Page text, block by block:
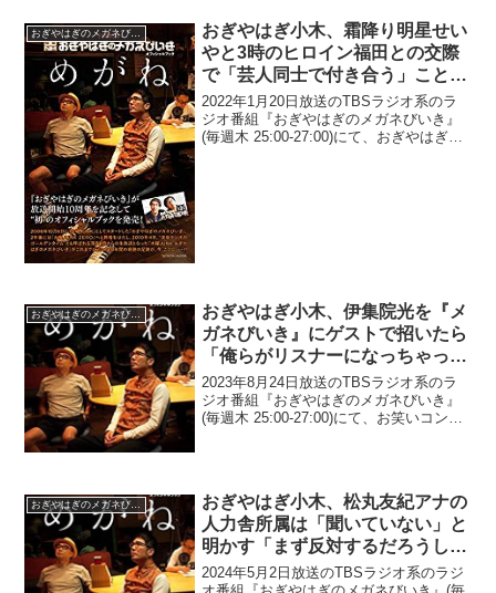
おぎやはぎのメガネびいき
おぎやはぎ小木、霜降り明星せい
やと3時のヒロイン福田との交際
で「芸人同士で付き合う」ことに
ついて「見境ないっていうのも関
西の芸人さんっぽい」と発言
2022年1月20日放送のTBSラジオ系のラ
ジオ番組『おぎやはぎのメガネびいき』
(毎週木 25:00-27:00)にて、おぎやはぎの
おぎやはぎのメガネびいき
おぎやはぎ小木、伊集院光を『メ
ガネびいき』にゲストで招いたら
「俺らがリスナーになっちゃって
る」状態だったと語る「あの一人
いたら、もうそれでラジオ」
2023年8月24日放送のTBSラジオ系のラ
ジオ番組『おぎやはぎのメガネびいき』
(毎週木 25:00-27:00)にて、お笑いコン
おぎやはぎ小木、松丸友紀アナの
人力舎所属は「聞いていない」と
明かす「まず反対するだろうし
(笑)」
2024年5月2日放送のTBSラジオ系のラジ